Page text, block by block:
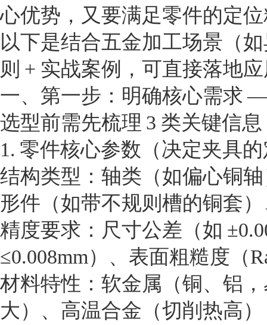
心优势，又要满足零件的定
以下是结合五金加工场景（
则 + 实战案例，可直接落地
一、第一步：明确核心需求
选型前需先梳理 3 类关键信
1. 零件核心参数（决定夹具
结构类型：轴类（如偏心铜
形件（如带不规则槽的铜套
精度要求：尺寸公差（如
≤0.008mm）、表面粗糙度（
材料特性：软金属（铜、铝
大）、高温合金（切削热高